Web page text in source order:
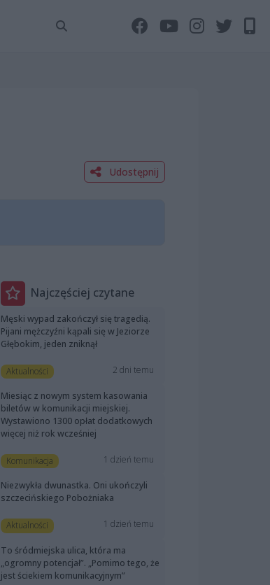
Udostępnij
Najczęściej czytane
Męski wypad zakończył się tragedią.
Pijani mężczyźni kąpali się w Jeziorze
Głębokim, jeden zniknął
Aktualności 2 dni temu
Miesiąc z nowym system kasowania
biletów w komunikacji miejskiej.
Wystawiono 1300 opłat dodatkowych
więcej niż rok wcześniej
Komunikacja 1 dzień temu
Niezwykła dwunastka. Oni ukończyli
szczecińskiego Pobożniaka
Aktualności 1 dzień temu
To śródmiejska ulica, która ma
„ogromny potencjał”. „Pomimo tego, że
jest ściekiem komunikacyjnym”